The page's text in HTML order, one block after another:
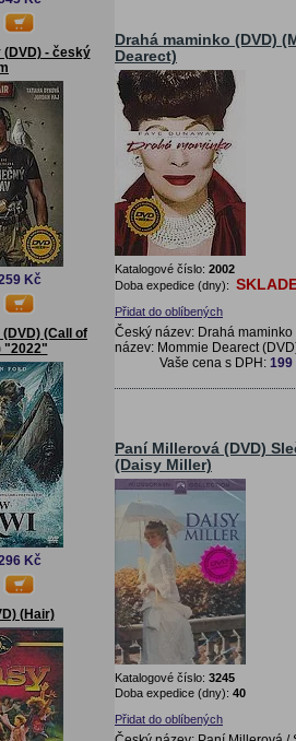
- český
Kč
(Call of
"2022"
Kč
(Hair)
Drahá maminko (DVD)
Dearect)
Katalogové číslo: 2002
Doba expedice (dny):
Přidat do oblíbených
Český název: Drahá
název: Mommie Dearect
Vaše cena s DPH: 199
Paní Millerová (DVD)
(Daisy Miller)
Katalogové číslo: 3245
Doba expedice (dny): 40
Přidat do oblíbených